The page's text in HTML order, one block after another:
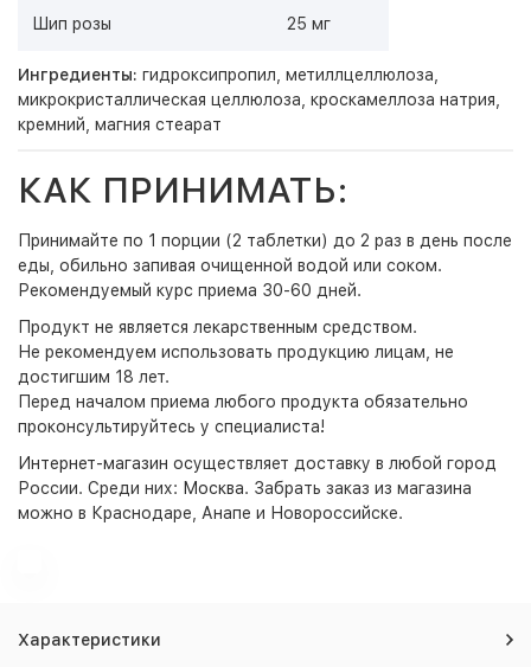
Шип розы 25 мг
Ингредиенты: гидроксипропил, метиллцеллюлоза,
микрокристаллическая целлюлоза, кроскамеллоза натрия,
кремний, магния стеарат
КАК ПРИНИМАТЬ:
Принимайте по 1 порции (2 таблетки) до 2 раз в день после
еды, обильно запивая очищенной водой или соком.
Рекомендуемый курс приема 30-60 дней.
Продукт не является лекарственным средством.
Не рекомендуем использовать продукцию лицам, не
достигшим 18 лет.
Перед началом приема любого продукта обязательно
проконсультируйтесь у специалиста!
Интернет-магазин осуществляет доставку в любой город
России. Среди них: Москва. Забрать заказ из магазина
можно в Краснодаре, Анапе и Новороссийске.
Характеристики